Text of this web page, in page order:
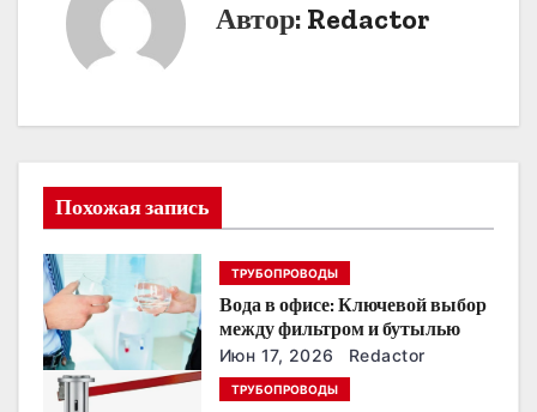
я
п
о
з
Автор: Redactor
Похожая запись
ТРУБОПРОВОДЫ
Вода в офисе: Ключевой выбор
между фильтром и бутылью
Июн 17, 2026 Redactor
ТРУБОПРОВОДЫ